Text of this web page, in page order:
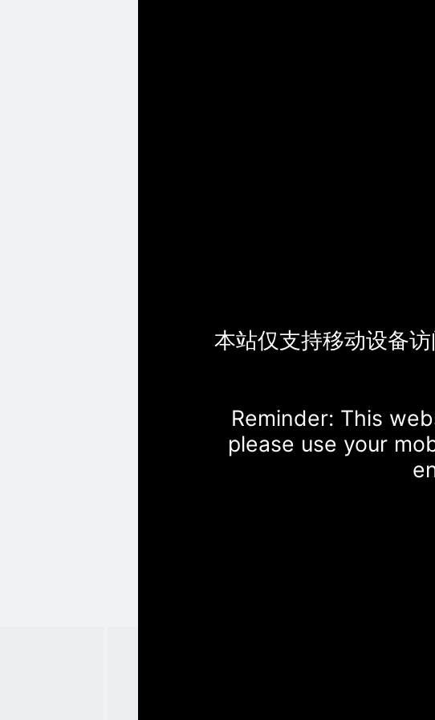
本站仅支持移动设备
Reminder: This
please use your